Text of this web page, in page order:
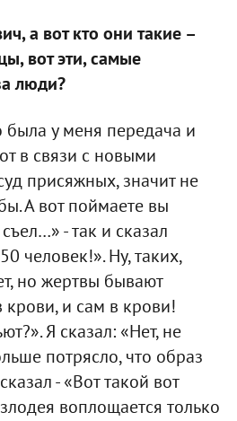
а вот кто они такие –
вот эти, самые
люди?
была у меня передача и
в связи с новыми
присяжных, значит не
А вот поймаете вы
- так и сказал
человек!». Ну, таких,
но жертвы бывают
и сам в крови!
Я сказал: «Нет, не
потрясло, что образ
- «Вот такой вот
воплощается только